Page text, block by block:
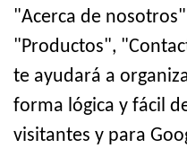
"Acerca de
"Productos",
te ayudará a
forma lógica y fácil
visitantes y para